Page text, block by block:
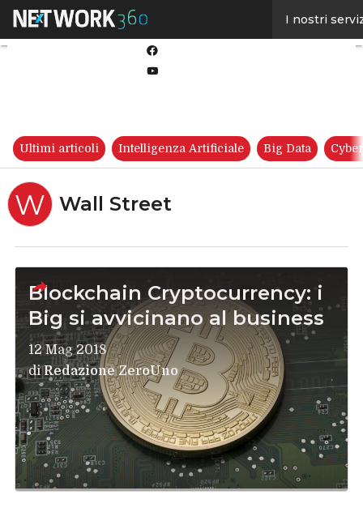
I nostri
Ultimi articoli Intelligenza Artificiale Big Data
W Wall Street
Blockchain Cryptocurrency: i
Big si avvicinano al business
12 Mag 2018
diRedazione ZeroUno